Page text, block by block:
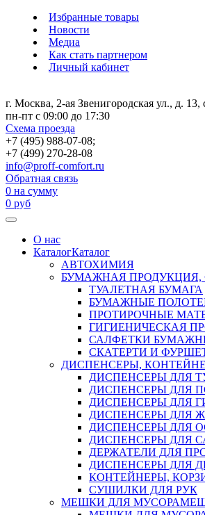
Избранные товары
Новости
Медиа
Как стать партнером
Личный кабинет
г. Москва, 2-ая Звенигородская ул., д. 13,
пн-пт с 09:00 до 17:30
Схема проезда
+7 (495) 988-07-08;
+7 (499) 270-28-08
info@proff-comfort.ru
Обратная связь
0 на сумму
0 руб
О нас
КаталогКаталог
АВТОХИМИЯ
БУМАЖНАЯ ПРОДУКЦИЯ,
ТУАЛЕТНАЯ БУМАГА
БУМАЖНЫЕ
ПРОТИРОЧНЫЕ
ГИГИЕНИЧЕСКАЯ
САЛФЕТКИ
СКАТЕРТИ И
ДИСПЕНСЕРЫ,
ДИСПЕНСЕРЫ ДЛЯ
ДИСПЕНСЕРЫ ДЛЯ
ДИСПЕНСЕРЫ ДЛЯ
ДИСПЕНСЕРЫ ДЛЯ
ДИСПЕНСЕРЫ ДЛЯ
ДИСПЕНСЕРЫ ДЛЯ
ДЕРЖАТЕЛИ ДЛЯ
ДИСПЕНСЕРЫ ДЛЯ
КОНТЕЙНЕРЫ,
СУШИЛКИ ДЛЯ РУК
МЕШКИ ДЛЯ МУСОРА